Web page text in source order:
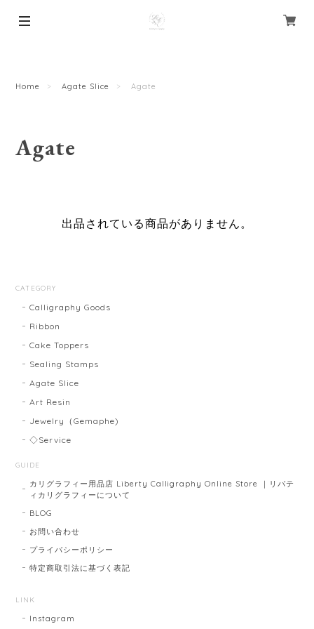
Home Agate Slice Agate
Agate
出品されている商品がありません。
CATEGORY
Calligraphy Goods
Ribbon
Cake Toppers
Sealing Stamps
Agate Slice
Art Resin
Jewelry（Gemaphe)
◇Service
GUIDE
カリグラフィー用品店 Liberty Calligraphy Online Store ｜リバテ
ィカリグラフィーについて
BLOG
お問い合わせ
プライバシーポリシー
特定商取引法に基づく表記
LINK
Instagram